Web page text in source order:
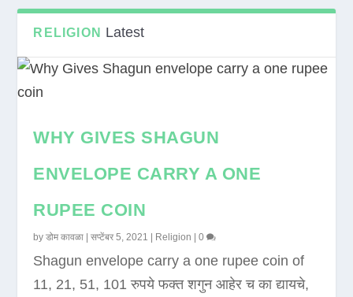
RELIGION Latest
WHY GIVES SHAGUN
ENVELOPE CARRY A ONE
RUPEE COIN
byडोम कावळा |सप्टेंबर 5, 2021 Religion |0
Shagun envelope carry a one rupee coin of
11, 21, 51, 101 रुपये फक्त शगुन आहेर च का द्यायचे,